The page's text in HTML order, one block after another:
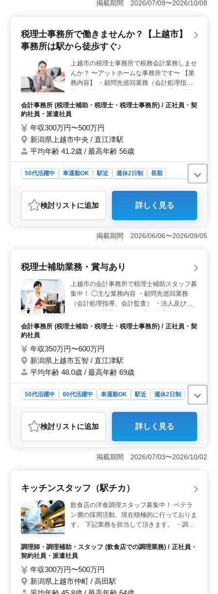
自分のスキルを存分に発揮できる環境です。 ＜経験
の方を歓迎しており、ダンプやミキサー車、建設機械の
整備といった専門的な知識を活かせるチャンスで
す。 ＜通勤の利便性と充実した福利厚生＞ マイカ
ー通勤が可能で、通勤手当が実費支給されるため、通勤
費用の負担を軽減できます。また、就業場所が新潟県上
越市とアクセスしやすい立地にあり、車通勤がしやすい
環境です。
掲載期間 2026/07/09〜2026/10/08
税理士事務所で働きませんか？【上越市】
事務所は駅から徒歩すぐ♪
上越市の税理士事務所で税務会計業務しませ
んか？ 〜アットホームな事務所です〜 【業
務内容】 ・顧問先巡回業務（会計処理指
業務 ・各種税務申告書類の作成及び税務相
談業務 ・会社設立、事業承継等のサポート
イス など 【備考】 ・社会保険完備 ・交通
費支給 ・長期勤務可能 ・車通勤可能 ・駅チ
カ 経験重視の採用を行っています！ まずは
お気軽にお問い合わせください！
会計事務所 (税理士補助・税理士・税理士事務所) / 正社員・契
約社員・派遣社員
年収300万円〜500万円
新潟県上越市中央 / 直江津駅
平均年齢 41.2歳 / 最高年齢 56歳
50代活躍中 車通勤OK 駅近 週休2日制
長期
派遣社員
おすすめポイント
＜業務内容＞ 上越市に位置する税理士事務所で税務会
計業務を担当します。顧問先の巡回業務や法人・個人の
税務会計業務、各種税務申告書の作成など、幅広い業務
を活かして活躍しましょう。 ＜働きやすさ＞ 直江
津駅から徒歩ですぐの駅チカの事務所で、通勤も便利で
す。車通勤も可能で、無料駐車場も完備されています。
長期勤務が可能で、福利厚生も整っています。週休2日制
で土日祝がお休みなので、メリハリを持って働けま
す。 ＜給与・福利厚生＞ 年収300万円〜500万円
や、実費支給の通勤手当があります。雇用・労災・健
康・厚生など、福利厚生も整っています。月10時間程度
の時間外勤務があるものの、残業は少なめです。経験を
重視した採用を行っており、働きやすい環境が整ってい
ます。
検討リスト に追加 詳しく見る
掲載期間 2026/06/06〜2026/09/05
税理士補助業務・賞与あり
上越市の会計事務所で税理士補助スタッフ募
集中！ ◯主な業務内容 ・顧問先巡回業務
（会計処理指導、会計監査） ・法人及び個
成及び税務相談業務 ・会社設立、事業承継
使用します。 税理士資格お持ちの方、会計
事務所経験10年以上の方は条件面優遇しま
す！ 希望条件・待遇相談して下さい。 ＊駅
チカ ＊車通勤OK ＊賞与あり ＊50歳以上活
躍中 ＊60歳以上活躍中
会計事務所 (税理士補助・税理士・税理士事務所) / 正社員・契
約社員
年収350万円〜600万円
新潟県上越市五智 / 直江津駅
平均年齢 48.0歳 / 最高年齢 69歳
50代活躍中 60代活躍中 車通勤OK 駅近
週休2日制
おすすめポイント
＜給与・待遇＞ 収入も安定しており、賞与年3回（計
3.00月分）で収入が安定。通勤手当も実費支給で負担軽
減され、雇用・労災・健康・厚生の各種保険が完備され
度と少なく、週休2日制と年間休日は120日で、ワークラ
イフバランスが良好です。 ＜キャリア・経験＞ 税
理士資格や会計事務所での経験が評価され、条件面で優
遇されます。また、幅広い業務に携わることでスキルア
ップが可能で、中高年の方も活躍中の職場です。
検討リスト に追加 詳しく見る
掲載期間 2026/07/03〜2026/10/02
キッチンスタッフ（駅チカ）
飲食店の洋食調理スタッフ募集中！ ベテラ
ン層の採用活動、現在積極的に行っておりま
す。 下記業務を担当して頂きます。 ・調理
内厨房清掃 ・ホール接客 ・シフト管理 ○制
服・作業服：貸与あり 飲食店（ジャンル不
す！ 培ってきた経験・スキルを若手に伝え
ていきませんか？
調理師・調理補助・スタッフ (飲食店での調理業務) / 正社員・
契約社員・派遣社員
年収300万円〜500万円
新潟県上越市仲町 / 高田駅